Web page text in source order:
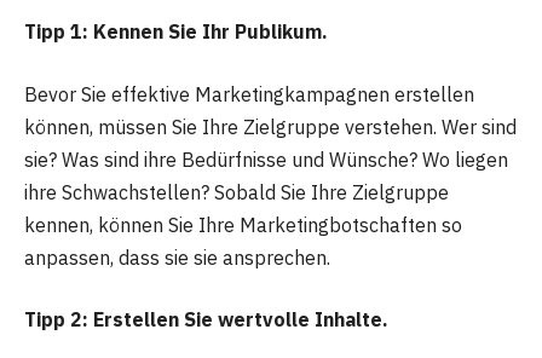
Tipp 1: Kennen Sie Ihr Publikum.
Bevor Sie effektive Marketingkampagnen erstellen
können, müssen Sie Ihre Zielgruppe verstehen. Wer sind
sie? Was sind ihre Bedürfnisse und Wünsche? Wo liegen
ihre Schwachstellen? Sobald Sie Ihre Zielgruppe
kennen, können Sie Ihre Marketingbotschaften so
anpassen, dass sie sie ansprechen.
Tipp 2: Erstellen Sie wertvolle Inhalte.